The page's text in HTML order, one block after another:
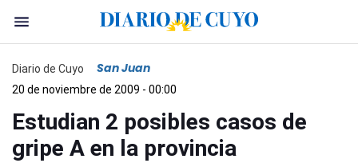
Diario de Cuyo San Juan
20 de noviembre de 2009 - 00:00
Estudian 2 posibles casos de
gripe A en la provincia